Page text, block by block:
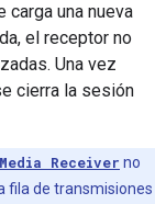
carga una nueva
el receptor no
Una vez
cierra la sesión
Receiver no
fila de transmisiones